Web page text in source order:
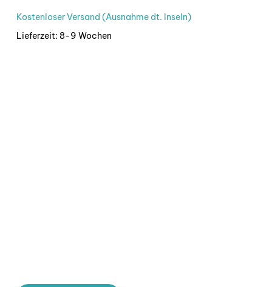
Kostenloser Versand (Ausnahme dt. Inseln)
Lieferzeit: 8-9 Wochen